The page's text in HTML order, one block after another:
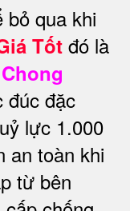
bỏ qua khi
Tốt đó là
đúc đặc
lực 1.000
an toàn khi
từ bên